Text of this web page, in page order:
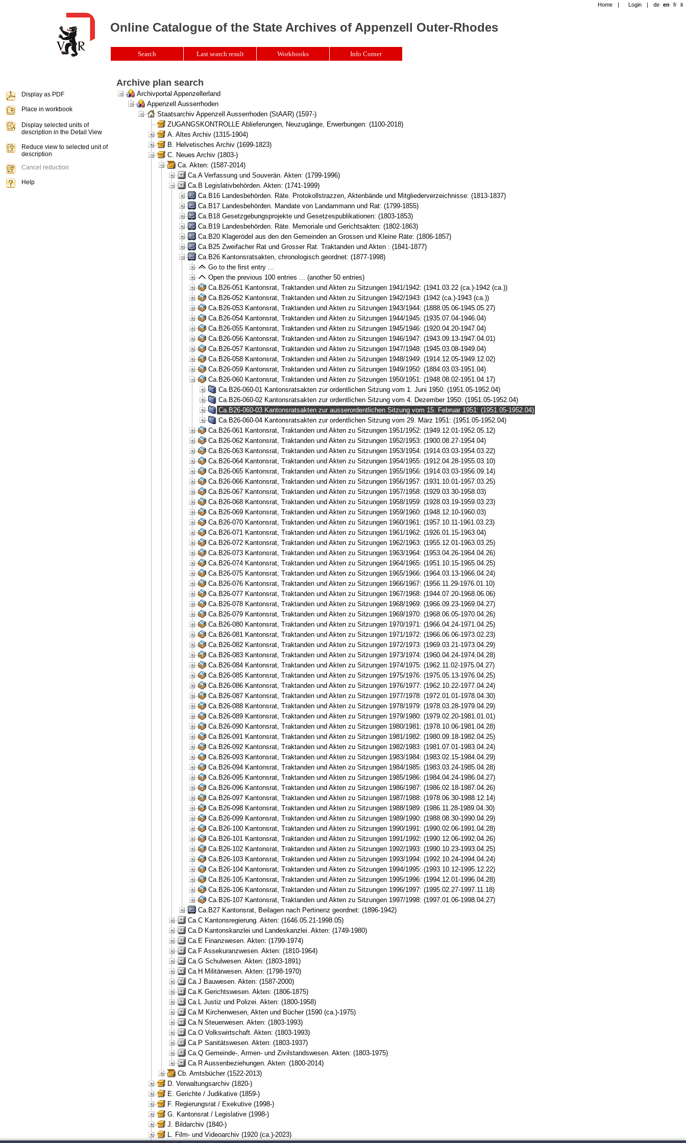
Archive plan search
Archivportal Appenzellerland
Appenzell Ausserrhoden
Staatsarchiv Appenzell Ausserrhoden (StAAR) (1597-)
ZUGANGSKONTROLLE Ablieferungen, Neuzugänge, Erwerbungen: (1100-2018)
A. Altes Archiv (1315-1904)
B. Helvetisches Archiv (1699-1823)
C. Neues Archiv (1803-)
Ca. Akten: (1587-2014)
Ca.A Verfassung und Souverän. Akten: (1799-1996)
Ca.B Legislativbehörden. Akten: (1741-1999)
Ca.B16 Landesbehörden. Räte. Protokollstrazzen, Aktenbände und Mitgliederverzeichnisse: (1813-1837)
Ca.B17 Landesbehörden. Mandate von Landammann und Rat: (1799-1855)
Ca.B18 Gesetzgebungsprojekte und Gesetzespublikationen: (1803-1853)
Ca.B19 Landesbehörden. Räte. Memoriale und Gerichtsakten: (1802-1863)
Ca.B20 Klagerödel aus den den Gemeinden an Grossen und Kleine Räte: (1806-1857)
Ca.B25 Zweifacher Rat und Grosser Rat. Traktanden und Akten : (1841-1877)
Ca.B26 Kantonsratsakten, chronologisch geordnet: (1877-1998)
Go to the first entry ...
Open the previous 100 entries ... (another 50 entries)
Ca.B26-051 Kantonsrat, Traktanden und Akten zu Sitzungen 1941/1942: (1941.03.22 (ca.)-1942 (ca.))
Ca.B26-052 Kantonsrat, Traktanden und Akten zu Sitzungen 1942/1943: (1942 (ca.)-1943 (ca.))
Ca.B26-053 Kantonsrat, Traktanden und Akten zu Sitzungen 1943/1944: (1888.05.06-1945.05.27)
Ca.B26-054 Kantonsrat, Traktanden und Akten zu Sitzungen 1944/1945: (1935.07.04-1946.04)
Ca.B26-055 Kantonsrat, Traktanden und Akten zu Sitzungen 1945/1946: (1920.04.20-1947.04)
Ca.B26-056 Kantonsrat, Traktanden und Akten zu Sitzungen 1946/1947: (1943.09.13-1947.04.01)
Ca.B26-057 Kantonsrat, Traktanden und Akten zu Sitzungen 1947/1948: (1945.03.08-1949.04)
Ca.B26-058 Kantonsrat, Traktanden und Akten zu Sitzungen 1948/1949: (1914.12.05-1949.12.02)
Ca.B26-059 Kantonsrat, Traktanden und Akten zu Sitzungen 1949/1950: (1884.03.03-1951.04)
Ca.B26-060 Kantonsrat, Traktanden und Akten zu Sitzungen 1950/1951: (1948.08.02-1951.04.17)
Ca.B26-060-01 Kantonsratsakten zur ordentlichen Sitzung vom 1. Juni 1950: (1951.05-1952.04)
Ca.B26-060-02 Kantonsratsakten zur ordentlichen Sitzung vom 4. Dezember 1950: (1951.05-1952.04)
Ca.B26-060-03 Kantonsratsakten zur ausserordentlichen Sitzung vom 15. Februar 1951: (1951.05-1952.04)
Ca.B26-060-04 Kantonsratsakten zur ordentlichen Sitzung vom 29. März 1951: (1951.05-1952.04)
Ca.B26-061 Kantonsrat, Traktanden und Akten zu Sitzungen 1951/1952: (1949.12.01-1952.05.12)
Ca.B26-062 Kantonsrat, Traktanden und Akten zu Sitzungen 1952/1953: (1900.08.27-1954.04)
Ca.B26-063 Kantonsrat, Traktanden und Akten zu Sitzungen 1953/1954: (1914.03.03-1954.03.22)
Ca.B26-064 Kantonsrat, Traktanden und Akten zu Sitzungen 1954/1955: (1912.04.28-1955.03.10)
Ca.B26-065 Kantonsrat, Traktanden und Akten zu Sitzungen 1955/1956: (1914.03.03-1956.09.14)
Ca.B26-066 Kantonsrat, Traktanden und Akten zu Sitzungen 1956/1957: (1931.10.01-1957.03.25)
Ca.B26-067 Kantonsrat, Traktanden und Akten zu Sitzungen 1957/1958: (1929.03.30-1958.03)
Ca.B26-068 Kantonsrat, Traktanden und Akten zu Sitzungen 1958/1959: (1928.03.19-1959.03.23)
Ca.B26-069 Kantonsrat, Traktanden und Akten zu Sitzungen 1959/1960: (1948.12.10-1960.03)
Ca.B26-070 Kantonsrat, Traktanden und Akten zu Sitzungen 1960/1961: (1957.10.11-1961.03.23)
Ca.B26-071 Kantonsrat, Traktanden und Akten zu Sitzungen 1961/1962: (1926.01.15-1963.04)
Ca.B26-072 Kantonsrat, Traktanden und Akten zu Sitzungen 1962/1963: (1955.12.01-1963.03.25)
Ca.B26-073 Kantonsrat, Traktanden und Akten zu Sitzungen 1963/1964: (1953.04.26-1964.04.26)
Ca.B26-074 Kantonsrat, Traktanden und Akten zu Sitzungen 1964/1965: (1951.10.15-1965.04.25)
Ca.B26-075 Kantonsrat, Traktanden und Akten zu Sitzungen 1965/1966: (1964.03.13-1966.04.24)
Ca.B26-076 Kantonsrat, Traktanden und Akten zu Sitzungen 1966/1967: (1956.11.29-1976.01.10)
Ca.B26-077 Kantonsrat, Traktanden und Akten zu Sitzungen 1967/1968: (1944.07.20-1968.06.06)
Ca.B26-078 Kantonsrat, Traktanden und Akten zu Sitzungen 1968/1969: (1966.09.23-1969.04.27)
Ca.B26-079 Kantonsrat, Traktanden und Akten zu Sitzungen 1969/1970: (1968.06.05-1970.04.26)
Ca.B26-080 Kantonsrat, Traktanden und Akten zu Sitzungen 1970/1971: (1966.04.24-1971.04.25)
Ca.B26-081 Kantonsrat, Traktanden und Akten zu Sitzungen 1971/1972: (1966.06.06-1973.02.23)
Ca.B26-082 Kantonsrat, Traktanden und Akten zu Sitzungen 1972/1973: (1969.03.21-1973.04.29)
Ca.B26-083 Kantonsrat, Traktanden und Akten zu Sitzungen 1973/1974: (1960.04.24-1974.04.28)
Ca.B26-084 Kantonsrat, Traktanden und Akten zu Sitzungen 1974/1975: (1962.11.02-1975.04.27)
Ca.B26-085 Kantonsrat, Traktanden und Akten zu Sitzungen 1975/1976: (1975.05.13-1976.04.25)
Ca.B26-086 Kantonsrat, Traktanden und Akten zu Sitzungen 1976/1977: (1962.10.22-1977.04.24)
Ca.B26-087 Kantonsrat, Traktanden und Akten zu Sitzungen 1977/1978: (1972.01.01-1978.04.30)
Ca.B26-088 Kantonsrat, Traktanden und Akten zu Sitzungen 1978/1979: (1978.03.28-1979.04.29)
Ca.B26-089 Kantonsrat, Traktanden und Akten zu Sitzungen 1979/1980: (1979.02.20-1981.01.01)
Ca.B26-090 Kantonsrat, Traktanden und Akten zu Sitzungen 1980/1981: (1978.10.06-1981.04.28)
Ca.B26-091 Kantonsrat, Traktanden und Akten zu Sitzungen 1981/1982: (1980.09.18-1982.04.25)
Ca.B26-092 Kantonsrat, Traktanden und Akten zu Sitzungen 1982/1983: (1981.07.01-1983.04.24)
Ca.B26-093 Kantonsrat, Traktanden und Akten zu Sitzungen 1983/1984: (1983.02.15-1984.04.29)
Ca.B26-094 Kantonsrat, Traktanden und Akten zu Sitzungen 1984/1985: (1983.03.24-1985.04.28)
Ca.B26-095 Kantonsrat, Traktanden und Akten zu Sitzungen 1985/1986: (1984.04.24-1986.04.27)
Ca.B26-096 Kantonsrat, Traktanden und Akten zu Sitzungen 1986/1987: (1986.02.18-1987.04.26)
Ca.B26-097 Kantonsrat, Traktanden und Akten zu Sitzungen 1987/1988: (1978.06.30-1988.12.14)
Ca.B26-098 Kantonsrat, Traktanden und Akten zu Sitzungen 1988/1989: (1986.11.28-1989.04.30)
Ca.B26-099 Kantonsrat, Traktanden und Akten zu Sitzungen 1989/1990: (1988.08.30-1990.04.29)
Ca.B26-100 Kantonsrat, Traktanden und Akten zu Sitzungen 1990/1991: (1990.02.06-1991.04.28)
Ca.B26-101 Kantonsrat, Traktanden und Akten zu Sitzungen 1991/1992: (1990.12.06-1992.04.26)
Ca.B26-102 Kantonsrat, Traktanden und Akten zu Sitzungen 1992/1993: (1990.10.23-1993.04.25)
Ca.B26-103 Kantonsrat, Traktanden und Akten zu Sitzungen 1993/1994: (1992.10.24-1994.04.24)
Ca.B26-104 Kantonsrat, Traktanden und Akten zu Sitzungen 1994/1995: (1993.10.12-1995.12.22)
Ca.B26-105 Kantonsrat, Traktanden und Akten zu Sitzungen 1995/1996: (1994.12.01-1996.04.28)
Ca.B26-106 Kantonsrat, Traktanden und Akten zu Sitzungen 1996/1997: (1995.02.27-1997.11.18)
Ca.B26-107 Kantonsrat, Traktanden und Akten zu Sitzungen 1997/1998: (1997.01.06-1998.04.27)
Ca.B27 Kantonsrat, Beilagen nach Pertinenz geordnet: (1896-1942)
Ca.C Kantonsregierung. Akten: (1646.05.21-1998.05)
Ca.D Kantonskanzlei und Landeskanzlei. Akten: (1749-1980)
Ca.E Finanzwesen. Akten: (1799-1974)
Ca.F Assekuranzwesen. Akten: (1810-1964)
Ca.G Schulwesen. Akten: (1803-1891)
Ca.H Militärwesen. Akten: (1798-1970)
Ca.J Bauwesen. Akten: (1587-2000)
Ca.K Gerichtswesen. Akten: (1806-1875)
Ca.L Justiz und Polizei. Akten: (1800-1958)
Ca.M Kirchenwesen, Akten und Bücher (1590 (ca.)-1975)
Ca.N Steuerwesen. Akten: (1803-1993)
Ca.O Volkswirtschaft. Akten: (1803-1993)
Ca.P Sanitätswesen. Akten: (1803-1937)
Ca.Q Gemeinde-, Armen- und Zivilstandswesen. Akten: (1803-1975)
Ca.R Aussenbeziehungen. Akten: (1800-2014)
Cb. Amtsbücher (1522-2013)
D. Verwaltungsarchiv (1820-)
E. Gerichte / Judikative (1859-)
F. Regierungsrat / Exekutive (1998-)
G. Kantonsrat / Legislative (1998-)
J. Bildarchiv (1840-)
L. Film- und Videoarchiv (1920 (ca.)-2023)
Home | Login | de en fr it
Online Catalogue of the State Archives of Appenzell Outer-Rhodes
Search Last search result Workbooks Info Corner
Display as PDF
Place in workbook
Display selected units of
description in the Detail View
Reduce view to selected unit of
description
Cancel reduction
Help